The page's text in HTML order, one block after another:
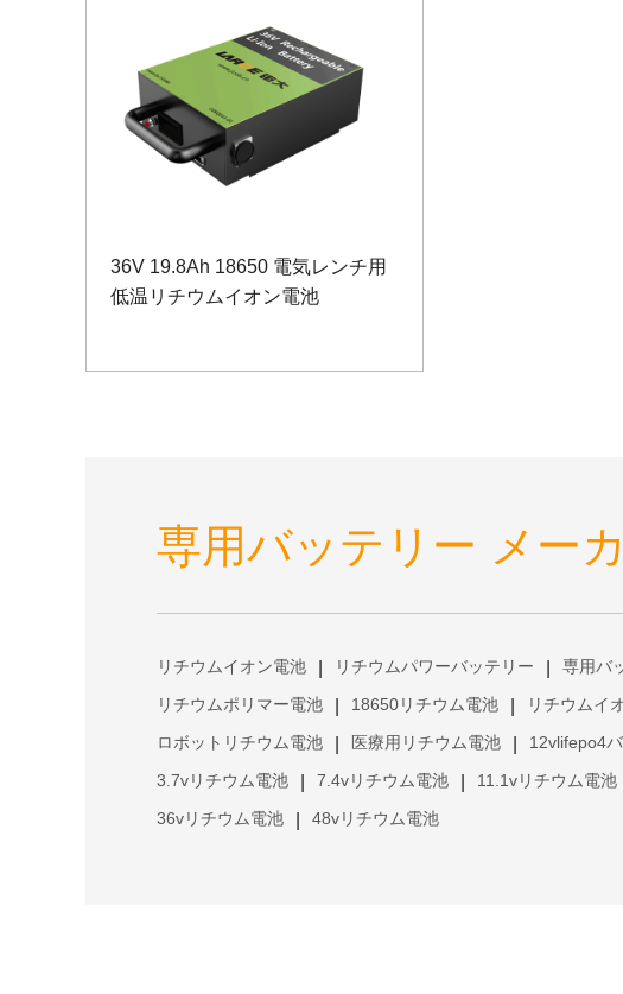
36V 19.8Ah 18650 電気レンチ用
低温リチウムイオン電池
専用バッテリー メー
リチウムイオン電池 リチウムパワーバッテリー 専用バ
リチウムポリマー電池 18650リチウム電池 リチウムイ
ロボットリチウム電池 医療用リチウム電池 12vlifepo4
3.7vリチウム電池 7.4vリチウム電池 11.1vリチウム電池
36vリチウム電池 48vリチウム電池